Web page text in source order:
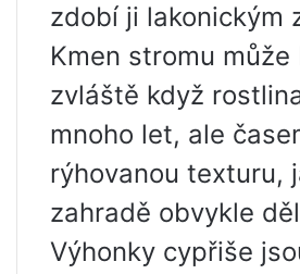
zdobí ji lakonickým
Kmen stromu
zvláště když
mnoho let, ale
rýhovanou texturu,
zahradě obvykle
Výhonky cypřiše